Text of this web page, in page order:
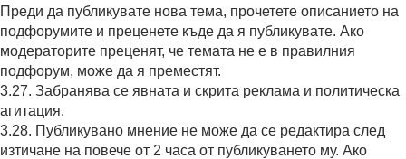
Преди да публикувате нова тема, прочетете описанието на
подфорумите и преценете къде да я публикувате. Ако
модераторите преценят, че темата не е в правилния
подфорум, може да я преместят.
3.27. Забранява се явната и скрита реклама и политическа
агитация.
3.28. Публикувано мнение не може да се редактира след
изтичане на повече от 2 часа от публикуването му. Ако